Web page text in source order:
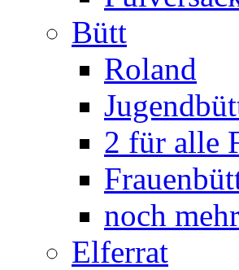
Bütt
Roland
2 für alle
noch
Elferrat